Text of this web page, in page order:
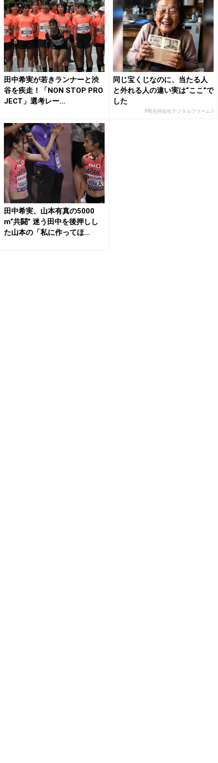
田中希実が若きランナーと渋
谷を疾走！「NON STOP PRO
JECT」選考レー...
同じ宝くじなのに、当たる人
と外れる人の違い実は“ここ”で
した
PR(合同会社デジタルファーム )
田中希実、山本有真の5000
m“共闘” 迷う田中を後押しし
た山本の「私に作ってほ...